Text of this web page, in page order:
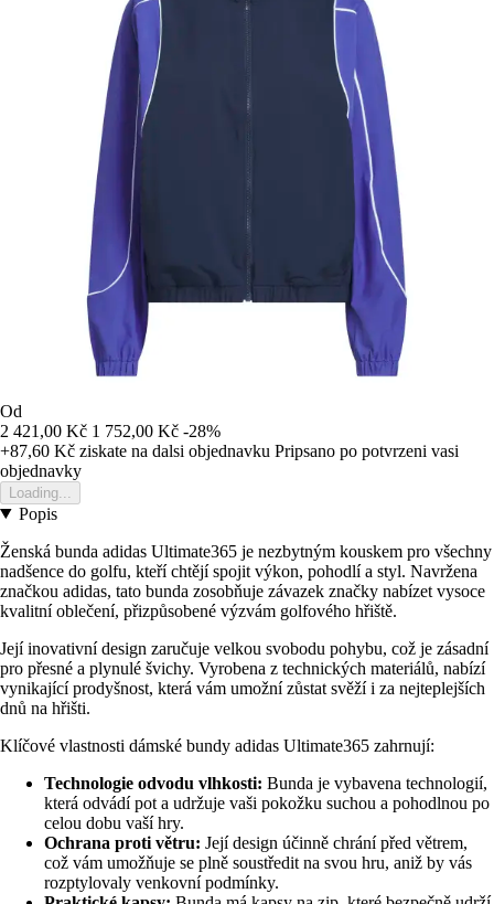
Od
2 421,00 Kč 1 752,00 Kč -28%
+87,60 Kč ziskate na dalsi objednavku Pripsano po potvrzeni vasi
objednavky
Loading...
Popis
Ženská bunda adidas Ultimate365 je nezbytným kouskem pro všechny
nadšence do golfu, kteří chtějí spojit výkon, pohodlí a styl. Navržena
značkou adidas, tato bunda zosobňuje závazek značky nabízet vysoce
kvalitní oblečení, přizpůsobené výzvám golfového hřiště.
Její inovativní design zaručuje velkou svobodu pohybu, což je zásadní
pro přesné a plynulé švichy. Vyrobena z technických materiálů, nabízí
vynikající prodyšnost, která vám umožní zůstat svěží i za nejteplejších
dnů na hřišti.
Klíčové vlastnosti dámské bundy adidas Ultimate365 zahrnují:
Technologie odvodu vlhkosti: Bunda je vybavena technologií,
která odvádí pot a udržuje vaši pokožku suchou a pohodlnou po
celou dobu vaší hry.
Ochrana proti větru: Její design účinně chrání před větrem,
což vám umožňuje se plně soustředit na svou hru, aniž by vás
rozptylovaly venkovní podmínky.